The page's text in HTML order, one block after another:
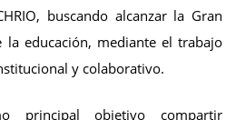
buscando alcanzar la Gran
la educación, mediante el trabajo
y colaborativo.
principal objetivo compartir